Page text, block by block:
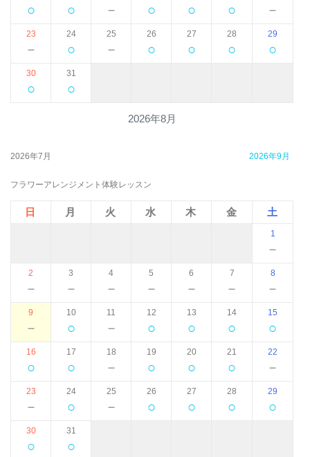
2026年8月
○ ○ － ○ ○ ○ －
23
－
24
○
25
－
26
○
27
○
28
○
29
○
30
○
31
○
2026年7月 2026年9月
フラワーアレンジメント体験レッスン
日 月 火 水 木 金 土
1
－
2
－
3
－
4
－
5
－
6
－
7
－
8
－
9
－
10
○
11
－
12
○
13
○
14
○
15
○
16
○
17
○
18
－
19
○
20
○
21
○
22
－
23
－
24
○
25
－
26
○
27
○
28
○
29
○
30
○
31
○